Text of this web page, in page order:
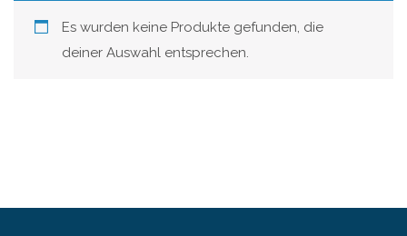
Es wurden keine Produkte gefunden, die
deiner Auswahl entsprechen.